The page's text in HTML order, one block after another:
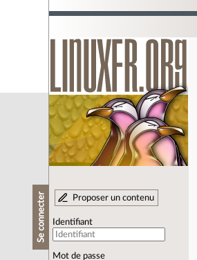
Se connecter Proposer un contenu
Identifiant
Mot de passe